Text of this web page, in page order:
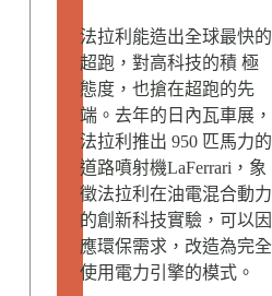
法拉利能造出全球最快的
超跑，對高科技的積 極
態度，也搶在超跑的先
端。去年的日內瓦車展，
法拉利推出 950 匹馬力的
道路噴射機LaFerrari，象
徵法拉利在油電混合動力
的創新科技實驗，可以因
應環保需求，改造為完全
使用電力引擎的模式。